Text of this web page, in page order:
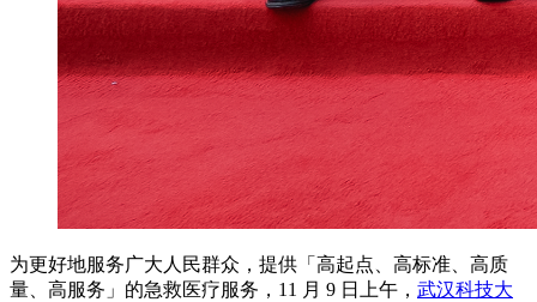
为更好地服务广大人民群众，提供「高起点、高标准、高质
量、高服务」的急救医疗服务，11 月 9 日上午， 武汉科技大